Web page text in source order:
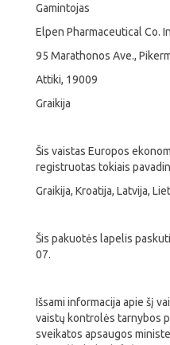
Gamintojas
Elpen Pharmaceutical Co.
95 Marathonos Ave.,
Attiki, 19009
Graikija
Šis vaistas Europos
registruotas tokiais
Graikija, Kroatija, Latvija,
Šis pakuotės lapelis
07.
Išsami informacija apie šį
vaistų kontrolės tarnybos
sveikatos apsaugos